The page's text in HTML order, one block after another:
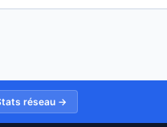
réseau →